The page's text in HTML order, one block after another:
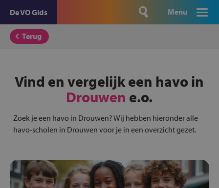
De VO Gids Menu
Terug
Vind en vergelijk een havo in
Drouwen e.o.
Zoek je een havo in Drouwen? Wij hebben hieronder alle
havo-scholen in Drouwen voor je in een overzicht gezet.